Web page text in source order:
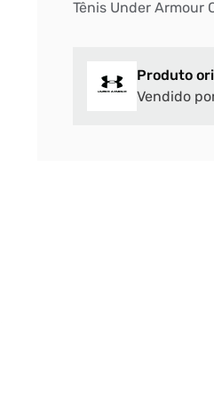
Tênis Under Armour
Produto
Vendido